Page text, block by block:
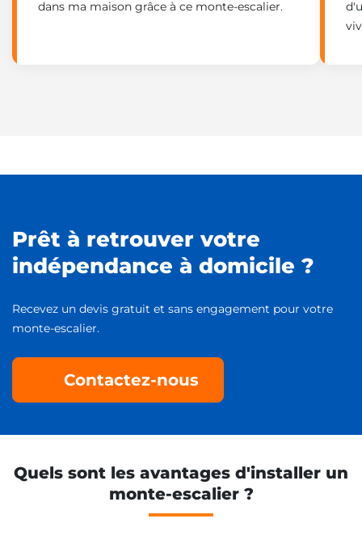
dans ma maison grâce à ce monte-escalier.
Prêt à retrouver votre
indépendance à domicile ?
Recevez un devis gratuit et sans engagement pour votre
monte-escalier.
Contactez-nous
Quels sont les avantages d'installer un
monte-escalier ?